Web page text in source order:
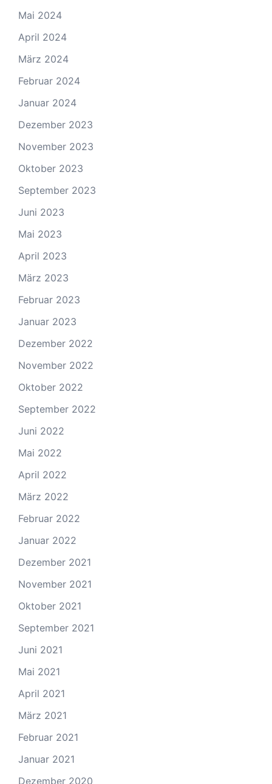
Mai 2024
April 2024
März 2024
Februar 2024
Januar 2024
Dezember 2023
November 2023
Oktober 2023
September 2023
Juni 2023
Mai 2023
April 2023
März 2023
Februar 2023
Januar 2023
Dezember 2022
November 2022
Oktober 2022
September 2022
Juni 2022
Mai 2022
April 2022
März 2022
Februar 2022
Januar 2022
Dezember 2021
November 2021
Oktober 2021
September 2021
Juni 2021
Mai 2021
April 2021
März 2021
Februar 2021
Januar 2021
Dezember 2020